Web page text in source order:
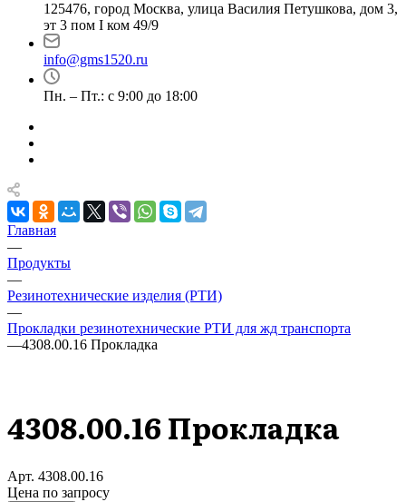
125476, город Москва, улица Василия Петушкова, дом 3,
эт 3 пом I ком 49/9
info@gms1520.ru
Пн. – Пт.: с 9:00 до 18:00
Главная
—
Продукты
—
Резинотехнические изделия (РТИ)
—
Прокладки резинотехнические РТИ для жд транспорта
—4308.00.16 Прокладка
4308.00.16 Прокладка
Арт. 4308.00.16
Цена по запросу